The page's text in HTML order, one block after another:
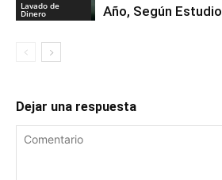
Lavado de
Dinero
Año, Según Estudio
Dejar una respuesta